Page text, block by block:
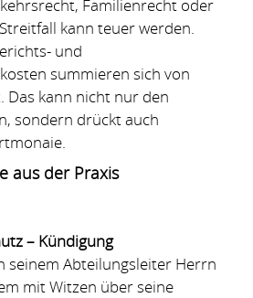
Familienrecht oder
kann teuer werden.
und
summieren sich von
Das kann nicht nur den
sondern drückt auch
aus der Praxis
– Kündigung
seinem Abteilungsleiter Herrn
mit Witzen über seine